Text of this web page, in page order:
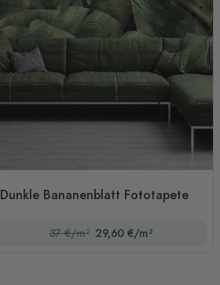
Dunkle Bananenblatt Fototapete
37 €/m² 29,60 €/m²